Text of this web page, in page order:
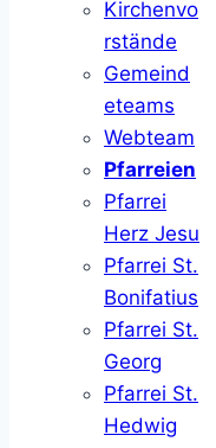
Kirchenvo
rstände
Gemeind
eteams
Webteam
Pfarreien
Pfarrei
Herz Jesu
Pfarrei St.
Bonifatius
Pfarrei St.
Georg
Pfarrei St.
Hedwig